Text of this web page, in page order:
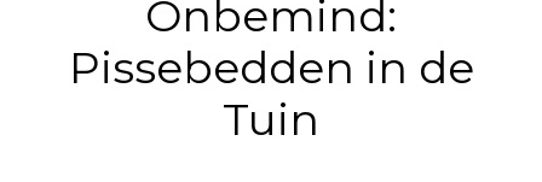
Onbemind:
Pissebedden in de
Tuin